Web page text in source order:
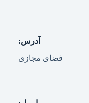
آدرس:
فضای مجازی